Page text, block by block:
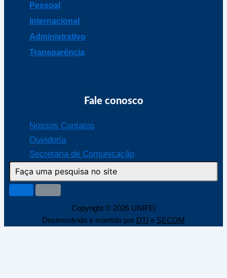
Pessoal
Internacional
Administrativo
Transparência
Fale conosco
Nossos Contatos
Ouvidoria
Secretaria de Comunicação
Copyright © 2026 UNIFEI
Desenvolvido e mantido por DTI e SECOM